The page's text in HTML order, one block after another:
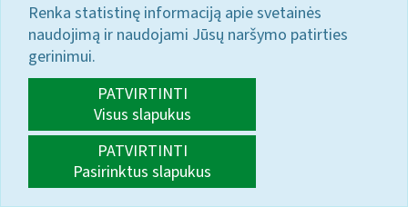
Renka statistinę informaciją apie svetainės
naudojimą ir naudojami Jūsų naršymo patirties
gerinimui.
PATVIRTINTI
Visus slapukus
PATVIRTINTI
Pasirinktus slapukus